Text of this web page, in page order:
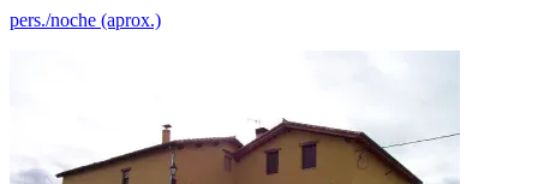
pers./noche (aprox.)